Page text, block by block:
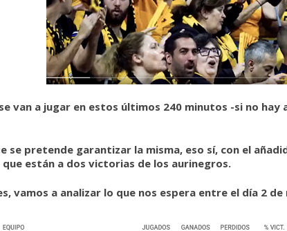
van a jugar en estos últimos 240 minutos -si no
se pretende garantizar la misma, eso sí, con el
están a dos victorias de los aurinegros.
vamos a analizar lo que nos espera entre el día 2